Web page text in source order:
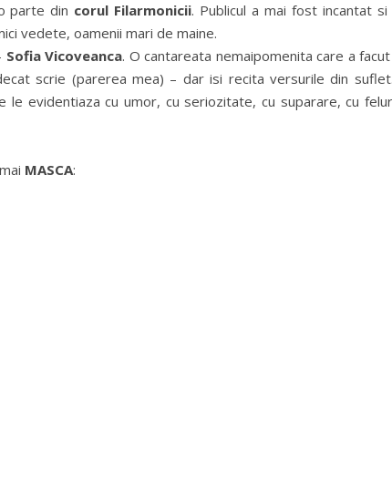
parte din corul Filarmonicii. Publicul a mai fost incantat si
vedete, oamenii mari de maine.
Sofia Vicoveanca. O cantareata nemaipomenita care a
scrie (parerea mea) – dar isi recita versurile din
evidentiaza cu umor, cu seriozitate, cu suparare, cu
MASCA: